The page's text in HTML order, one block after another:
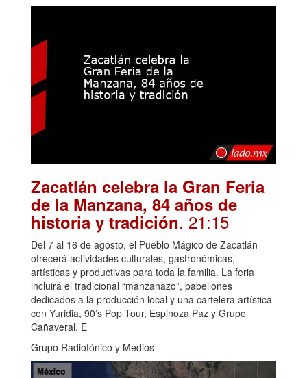
Zacatlán celebra la Gran Feria
de la Manzana, 84 años de
historia y tradición. 21:15
Del 7 al 16 de agosto, el Pueblo Mágico de Zacatlán
ofrecerá actividades culturales, gastronómicas,
artísticas y productivas para toda la familia. La feria
incluirá el tradicional “manzanazo”, pabellones
dedicados a la producción local y una cartelera artística
con Yuridia, 90’s Pop Tour, Espinoza Paz y Grupo
Cañaveral. E
Grupo Radiofónico y Medios